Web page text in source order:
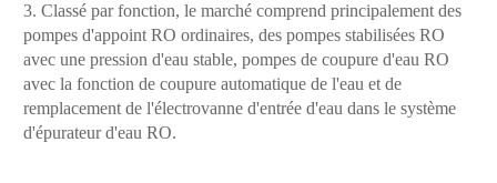
3. Classé par fonction, le marché comprend principalement des
pompes d'appoint RO ordinaires, des pompes stabilisées RO
avec une pression d'eau stable, pompes de coupure d'eau RO
avec la fonction de coupure automatique de l'eau et de
remplacement de l'électrovanne d'entrée d'eau dans le système
d'épurateur d'eau RO.